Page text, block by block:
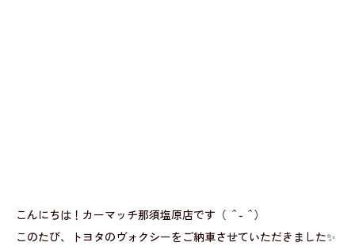
こんにちは！カーマッチ那須塩原店です（ ＾-＾）
このたび、トヨタのヴォクシーをご納車させていただきました✨